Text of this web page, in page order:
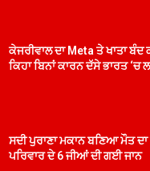
ਕੇਜਰੀਵਾਲ ਦਾ Meta ਤੇ ਖਾਤਾ ਬੰਦ
ਕਿਹਾ ਬਿਨਾਂ ਕਾਰਨ ਦੱਸੇ ਭਾਰਤ ‘ਚ
ਸਦੀ ਪੁਰਾਣਾ ਮਕਾਨ ਬਣਿਆ ਮੌਤ
ਪਰਿਵਾਰ ਦੇ 6 ਜੀਆਂ ਦੀ ਗਈ ਜਾਨ